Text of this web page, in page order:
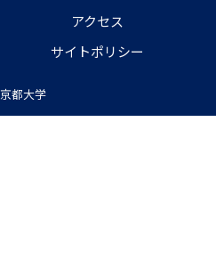
京都大学
アクセス
サイトポリシー